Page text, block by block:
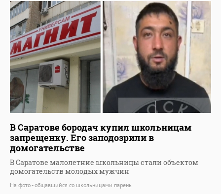
В Саратове бородач купил школьницам
запрещенку. Его заподозрили в
домогательстве
В Саратове малолетние школьницы стали объектом
домогательств молодых мужчин
На фото - общавшийся со школьницами парень